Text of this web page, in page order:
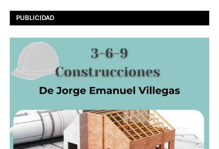
PUBLICIDAD